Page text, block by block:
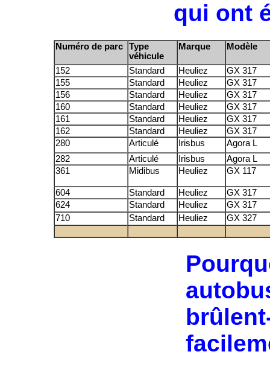
qui ont
Numéro de parc
Type
véhicule
Marque Modèle
152 Standard Heuliez
GX 317
155
Standard Heuliez
GX 317
156
Standard Heuliez
GX 317
160
Standard Heuliez
GX 317
161
Standard Heuliez
GX 317
162
Standard Heuliez
GX 317
280
Articulé Irisbus
Agora L
282
Articulé Irisbus
Agora L
361
Midibus Heuliez GX 117
604 Standard Heuliez
GX 317
624
Standard Heuliez
GX 317
710
Standard Heuliez GX 327